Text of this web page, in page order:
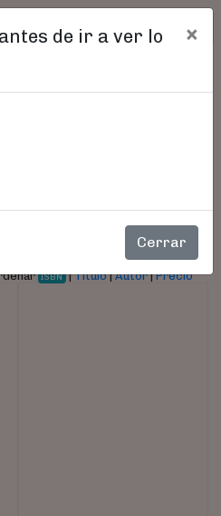
de ir a ver lo
×
Cerrar
ISBN |Título|Autor|Precio